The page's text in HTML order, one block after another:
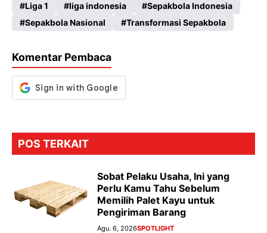
b
o
k
ts
A
p
gr
a
se
n
er
Liga 1 liga indonesia
Sepakbola Indonesia
Sepakbola Nasional
Transformasi Sepakbola
Komentar Pembaca
POS TERKAIT
Sobat Pelaku Usaha, Ini yang
Perlu Kamu Tahu Sebelum
Memilih Palet Kayu untuk
Pengiriman Barang
Agu. 6, 2026SPOTLIGHT